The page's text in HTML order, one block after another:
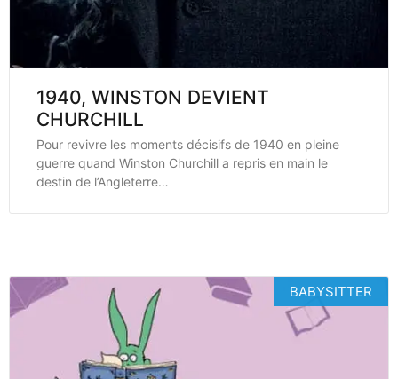
1940, WINSTON DEVIENT
CHURCHILL
Pour revivre les moments décisifs de 1940 en pleine
guerre quand Winston Churchill a repris en main le
destin de l’Angleterre…
BABYSITTER